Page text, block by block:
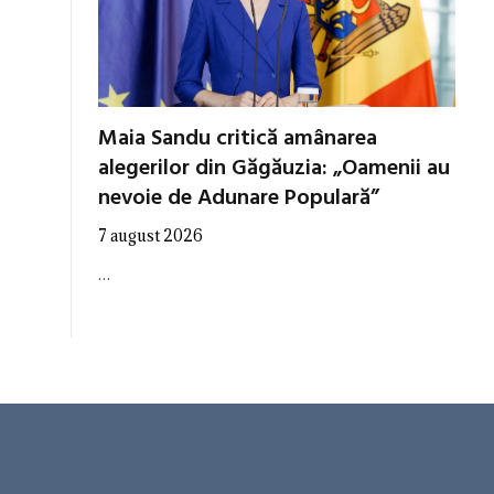
Maia Sandu critică amânarea
alegerilor din Găgăuzia: „Oamenii au
nevoie de Adunare Populară”
7 august 2026
…